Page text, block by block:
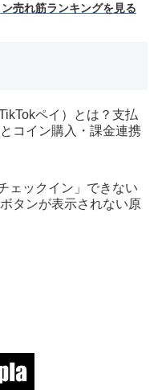
売れ筋ランキングを見る
ペイ）とは？支払
コイン購入・課金連携
ェックイン」できない
タンが表示されない原